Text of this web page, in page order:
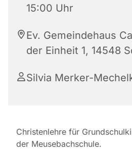
15:00 Uhr
Ev. Gemeindehaus
der Einheit 1, 14548
Silvia Merker-
Christenlehre für
der Meusebachschule.